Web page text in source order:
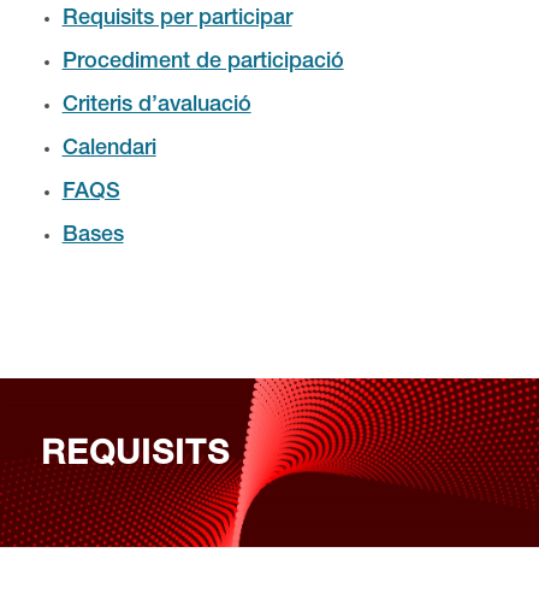
Requisits per participar
Procediment de participació
Criteris d’avaluació
Calendari
FAQS
Bases
REQUISITS